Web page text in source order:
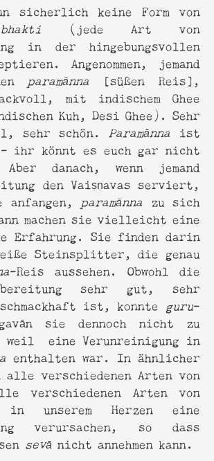
sicherlich keine Form von
bhakti(jede Art von
in der hingebungsvollen
Angenommen, jemand
paramānna[süßen Reis],
mit indischem Ghee
Kuh, Desi Ghee). Sehr
sehr schön. Paramānna ist
ihr könnt es euch gar nicht
danach, wenn jemand
den Vaiṣṇavas serviert,
anfangen, paramānnazu sich
machen sie vielleicht eine
Erfahrung. Sie finden darin
Steinsplitter, die genau
-Reis aussehen. Obwohl die
sehr gut, sehr
ist, konnte guru-
sie dennoch nicht zu
weil eine Verunreinigung in
enthalten war. In ähnlicher
alle verschiedenen Arten von
verschiedenen Arten von
unserem Herzen eine
verursachen, so dass
sevānicht annehmen kann.